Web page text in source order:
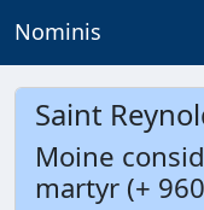
Nominis
Saint
Moine
martyr (+